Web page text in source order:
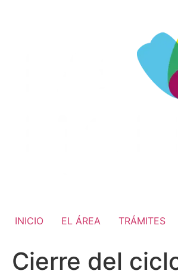
INICIO EL ÁREA TRÁMITES
Cierre del